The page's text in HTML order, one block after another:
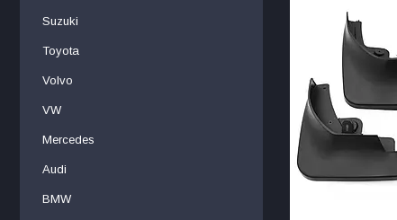
Suzuki
Toyota
Volvo
VW
Mercedes
Audi
BMW